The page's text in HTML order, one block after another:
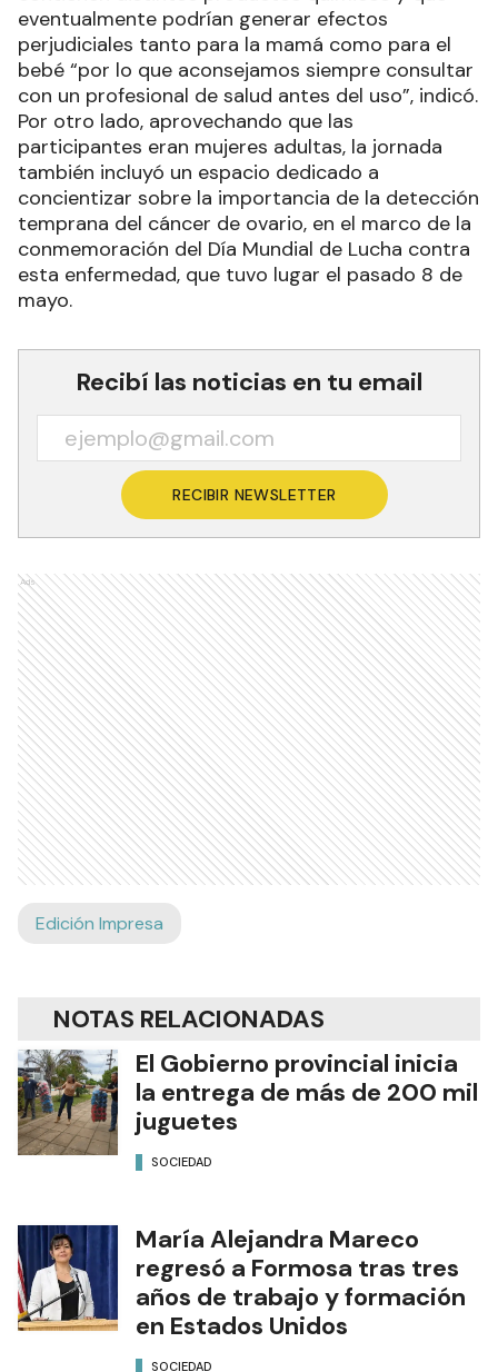
eventualmente podrían generar efectos
perjudiciales tanto para la mamá como para el
bebé “por lo que aconsejamos siempre consultar
con un profesional de salud antes del uso”, indicó.
Por otro lado, aprovechando que las
participantes eran mujeres adultas, la jornada
también incluyó un espacio dedicado a
concientizar sobre la importancia de la detección
temprana del cáncer de ovario, en el marco de la
conmemoración del Día Mundial de Lucha contra
esta enfermedad, que tuvo lugar el pasado 8 de
mayo.
Recibí las noticias en tu email
RECIBIR NEWSLETTER
Ads
Edición Impresa
NOTAS RELACIONADAS
El Gobierno provincial inicia
la entrega de más de 200 mil
juguetes
SOCIEDAD
María Alejandra Mareco
regresó a Formosa tras tres
años de trabajo y formación
en Estados Unidos
SOCIEDAD